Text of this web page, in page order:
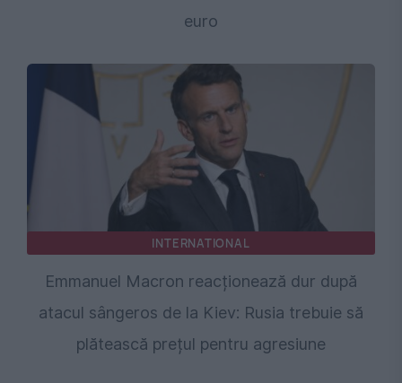
euro
INTERNATIONAL
Emmanuel Macron reacționează dur după
atacul sângeros de la Kiev: Rusia trebuie să
plătească prețul pentru agresiune